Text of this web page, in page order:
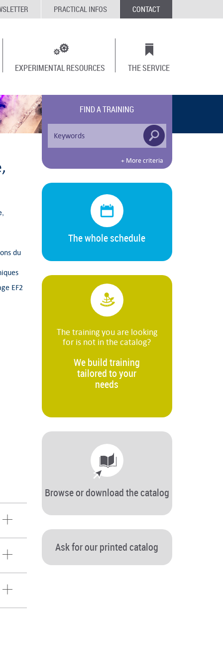
PRACTICAL INFOS CONTACT
EXPERIMENTAL RESOURCES THE SERVICE
du
EF2
FIND A TRAINING
+ More criteria
The whole schedule
The training you are looking
for is not in the catalog?
We build training
tailored to your
needs
Browse or download the catalog
Ask for our printed catalog